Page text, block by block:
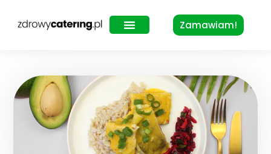
Zamawiam!